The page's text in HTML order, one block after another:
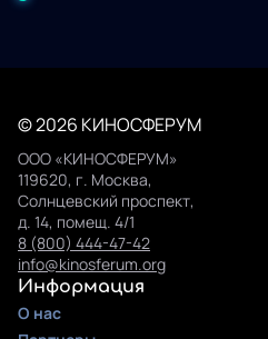
© 2026 КИНОСФЕРУМ
ООО «КИНОСФЕРУМ»
119620, г. Москва,
Солнцевский проспект,
д. 14, помещ. 4/1
8 (800) 444-47-42
info@kinosferum.org
Информация
О нас